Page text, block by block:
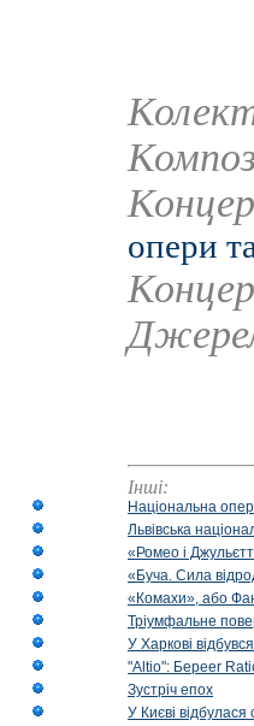
опери
Інші:
Національна
Львівська
«Ромео і
«Буча. Сила
«Комахи», або
Тріумфальне
У Харкові
"Altio": Береer
Зустріч епох
У Києві